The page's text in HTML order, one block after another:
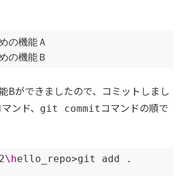
の機能Ａ
の機能Ｂ
Bができましたので、コミットしまし
ンド、 git commit コマンドの順で
\hello_repo>git add .